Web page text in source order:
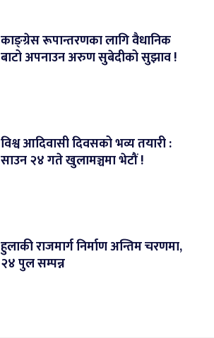
काङ्ग्रेस रूपान्तरणका लागि वैधानिक
बाटो अपनाउन अरुण सुबेदीको सुझाव !
विश्व आदिवासी दिवसको भव्य तयारी :
साउन २४ गते खुलामञ्चमा भेटौं !
हुलाकी राजमार्ग निर्माण अन्तिम चरणमा,
२४ पुल सम्पन्न